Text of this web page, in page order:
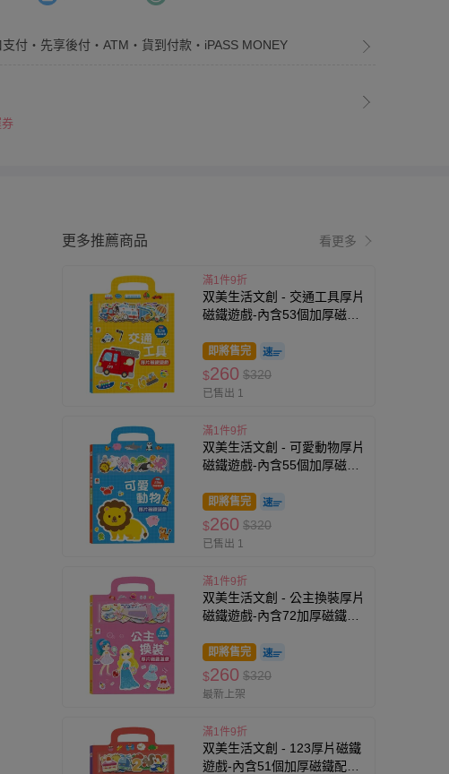
付・先享後付・ATM・貨到付款・iPASS MONEY
更多推薦商品 看更多
滿1件9折
双美生活文創 - 交通工具厚片
磁鐵遊戲-內含53個加厚磁鐵
即將售完
$260 $320
已售出 1
滿1件9折
双美生活文創 - 可愛動物厚片
磁鐵遊戲-內含55個加厚磁鐵
即將售完
$260 $320
已售出 1
滿1件9折
双美生活文創 - 公主換裝厚片
磁鐵遊戲-內含72加厚磁鐵配
即將售完
$260 $320
最新上架
滿1件9折
双美生活文創 - 123厚片磁鐵
遊戲-內含51個加厚磁鐵配件